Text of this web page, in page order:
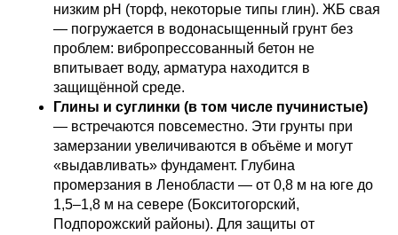
низким pH (торф, некоторые типы глин). ЖБ свая
— погружается в водонасыщенный грунт без
проблем: вибропрессованный бетон не
впитывает воду, арматура находится в
защищённой среде.
Глины и суглинки (в том числе пучинистые)
— встречаются повсеместно. Эти грунты при
замерзании увеличиваются в объёме и могут
«выдавливать» фундамент. Глубина
промерзания в Ленобласти — от 0,8 м на юге до
1,5–1,8 м на севере (Бокситогорский,
Подпорожский районы). Для защиты от